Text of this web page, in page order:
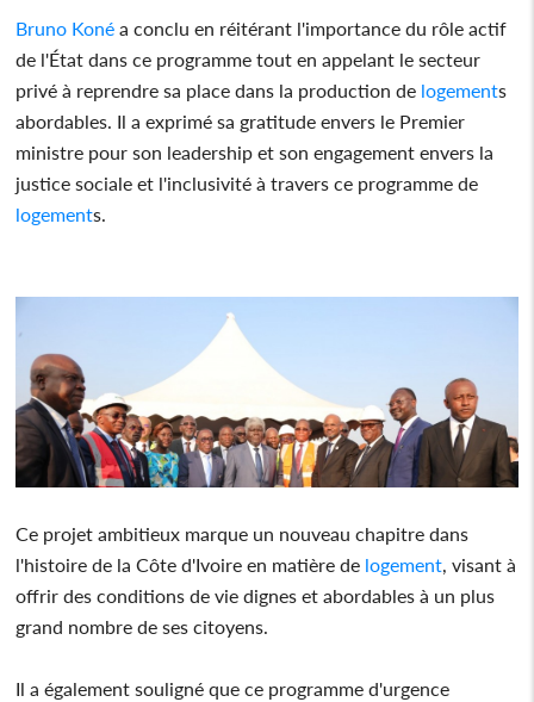
Bruno Koné a conclu en réitérant l'importance du rôle actif
de l'État dans ce programme tout en appelant le secteur
privé à reprendre sa place dans la production de logements
abordables. Il a exprimé sa gratitude envers le Premier
ministre pour son leadership et son engagement envers la
justice sociale et l'inclusivité à travers ce programme de
logements.
Ce projet ambitieux marque un nouveau chapitre dans
l'histoire de la Côte d'Ivoire en matière de logement, visant à
offrir des conditions de vie dignes et abordables à un plus
grand nombre de ses citoyens.
Il a également souligné que ce programme d'urgence